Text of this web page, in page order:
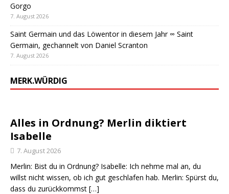
Gorgo
7. August 2026
Saint Germain und das Löwentor in diesem Jahr ∞ Saint
Germain, gechannelt von Daniel Scranton
7. August 2026
MERK.WÜRDIG
Alles in Ordnung? Merlin diktiert
Isabelle
7. August 2026
Merlin: Bist du in Ordnung? Isabelle: Ich nehme mal an, du
willst nicht wissen, ob ich gut geschlafen hab. Merlin: Spürst du,
dass du zurückkommst […]